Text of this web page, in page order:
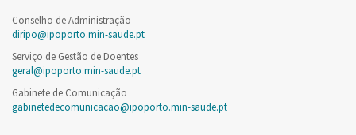
Conselho de Administração
diripo@ipoporto.min-saude.pt
Serviço de Gestão de Doentes
geral@ipoporto.min-saude.pt
Gabinete de Comunicação
gabinetedecomunicacao@ipoporto.min-saude.pt